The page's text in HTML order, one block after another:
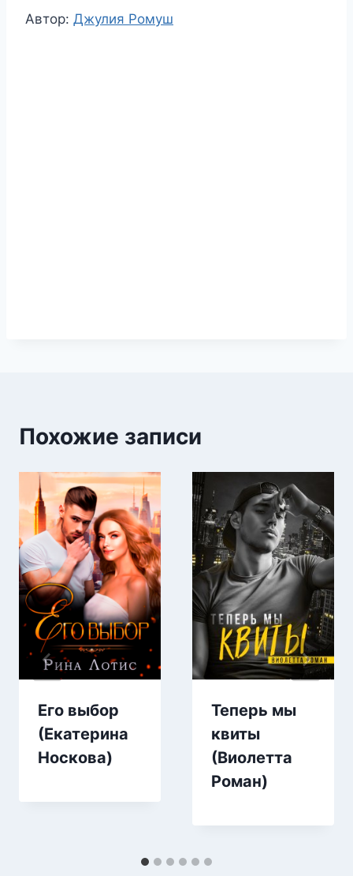
Метки
Автор: Джулия Ромуш
Похожие записи
Его выбор
(Екатерина
Носкова)
Теперь мы
квиты
(Виолетта
Роман)